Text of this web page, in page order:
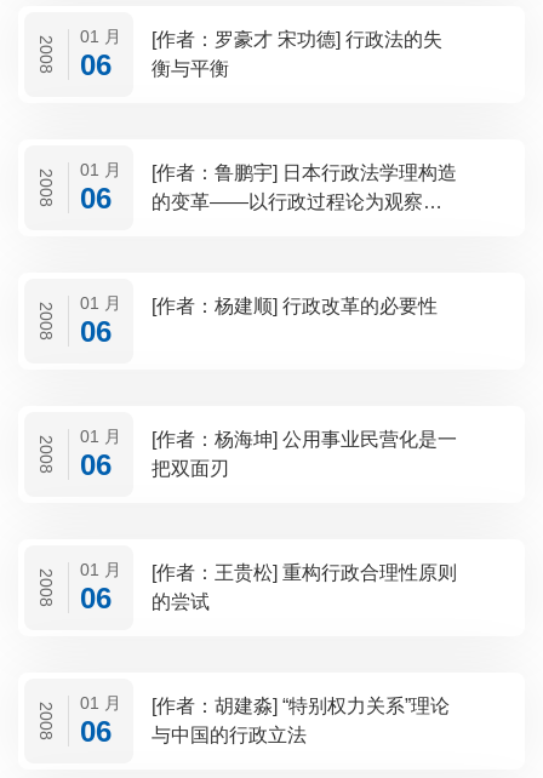
2008 01 月
06
[作者：罗豪才 宋功德] 行政法的失
衡与平衡
2008 01 月
06
[作者：鲁鹏宇] 日本行政法学理构造
的变革——以行政过程论为观察视
2008 01 月
06
[作者：杨建顺] 行政改革的必要性
2008 01 月
06
[作者：杨海坤] 公用事业民营化是一
把双面刃
2008 01 月
06
[作者：王贵松] 重构行政合理性原则
的尝试
2008 01 月
06
[作者：胡建淼] “特别权力关系”理论
与中国的行政立法